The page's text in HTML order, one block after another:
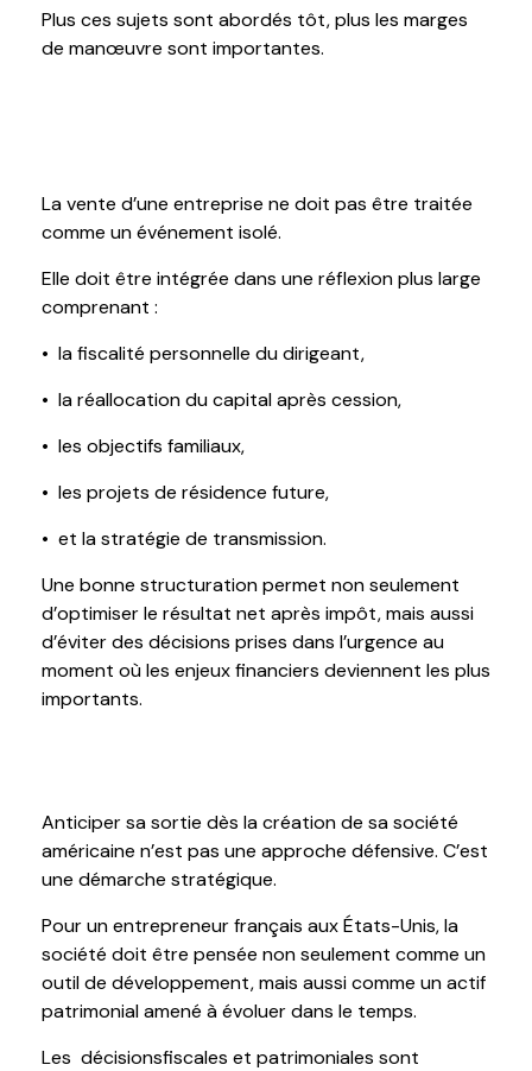
Plus ces sujets sont abordés tôt, plus les marges
de manœuvre sont importantes.
La vente d’une entreprise ne doit pas être traitée
comme un événement isolé.
Elle doit être intégrée dans une réflexion plus large
comprenant :
• la fiscalité personnelle du dirigeant,
• la réallocation du capital après cession,
• les objectifs familiaux,
• les projets de résidence future,
• et la stratégie de transmission.
Une bonne structuration permet non seulement
d’optimiser le résultat net après impôt, mais aussi
d’éviter des décisions prises dans l’urgence au
moment où les enjeux financiers deviennent les plus
importants.
Anticiper sa sortie dès la création de sa société
américaine n’est pas une approche défensive. C’est
une démarche stratégique.
Pour un entrepreneur français aux États-Unis, la
société doit être pensée non seulement comme un
outil de développement, mais aussi comme un actif
patrimonial amené à évoluer dans le temps.
Les décisionsfiscales et patrimoniales sont